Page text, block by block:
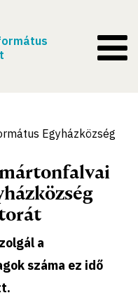
Egyházközség
a
száma ez idő